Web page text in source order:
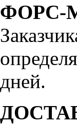
ФОРС-
дней.